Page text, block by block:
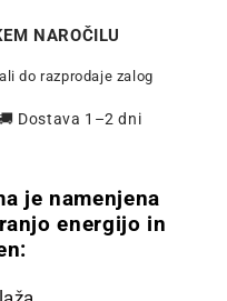
NAROČILU
do razprodaje zalog
Dostava 1–2 dni
je namenjena
energijo in